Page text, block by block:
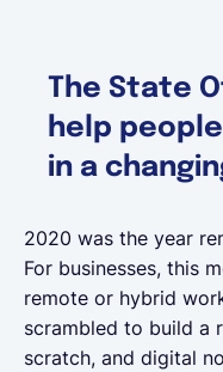
The State
help
in a
2020 was the year
For businesses, this
remote or hybrid
scrambled to build a
scratch, and digital